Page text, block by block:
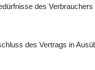
des
des Vertrags in